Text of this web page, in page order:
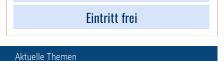
Eintritt frei
Aktuelle Themen